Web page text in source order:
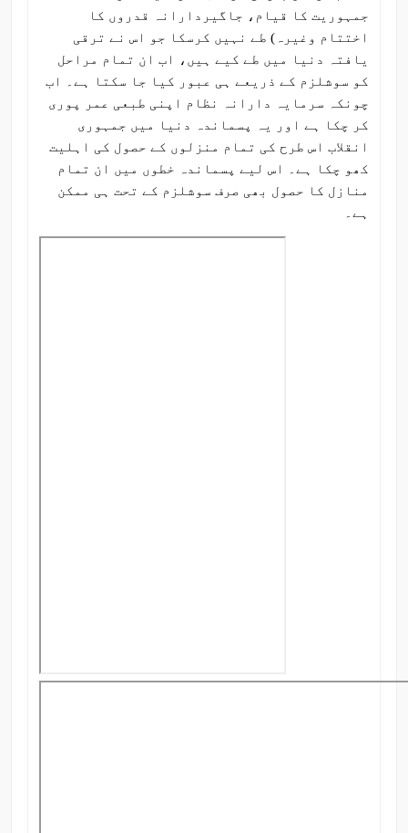
جمہوریت کا قیام، جاگیردارانہ قدروں کا
اختتام وغیرہ) طے نہیں کرسکا جو اس نے ترقی
یافتہ دنیا میں طے کیے ہیں، اب ان تمام مراحل
کو سوشلزم کے ذریعے ہی عبور کیا جا سکتا ہے۔ اب
چونکہ سرمایہ دارانہ نظام اپنی طبعی عمر پوری
کر چکا ہے اور یہ پسماندہ دنیا میں جمہوری
انقلاب اس طرح کی تمام منزلوں کے حصول کی اہلیت
کھو چکا ہے۔ اس لیے پسماندہ خطوں میں ان تمام
منازل کا حصول بھی صرف سوشلزم کے تحت ہی ممکن
ہے۔